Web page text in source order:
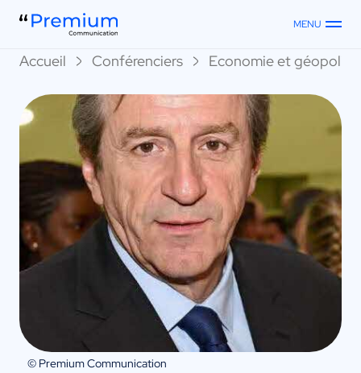
MENU
Accueil Conférenciers Economie et
© Premium Communication